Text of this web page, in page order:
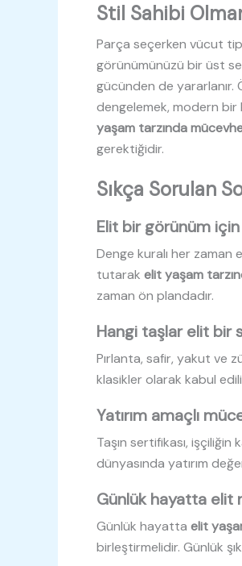
Stil Sahibi
Parça seçerken vücut
görünümünüzü bir üst
gücünden de yararlanır.
dengelemek, modern
yaşam tarzında
gerektiğidir.
Sıkça Sorulan
Elit bir görünüm için
Denge kuralı her zaman
tutarak elit yaşam
zaman ön plandadır.
Hangi taşlar elit bir
Pırlanta, safir, yakut ve
klasikler olarak kabul
Yatırım amaçlı
Taşın sertifikası, işçiliğin
dünyasında yatırım
Günlük hayatta elit
Günlük hayatta elit
birleştirmelidir. Günlük